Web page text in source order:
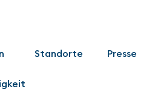
Standorte Presse